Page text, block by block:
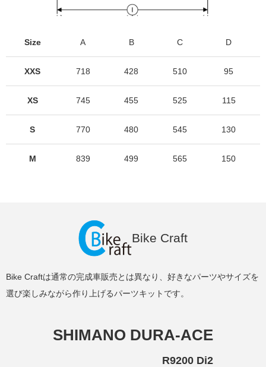
Size A B C D
XXS 718 428 510 95
XS 745 455 525 115
S 770 480 545 130
M 839 499 565 150
Bike Craft
Bike Craftは通常の完成車販売とは異なり、好きなパーツやサイズを
選び楽しみながら作り上げるパーツキットです。
SHIMANO DURA-ACE
R9200 Di2